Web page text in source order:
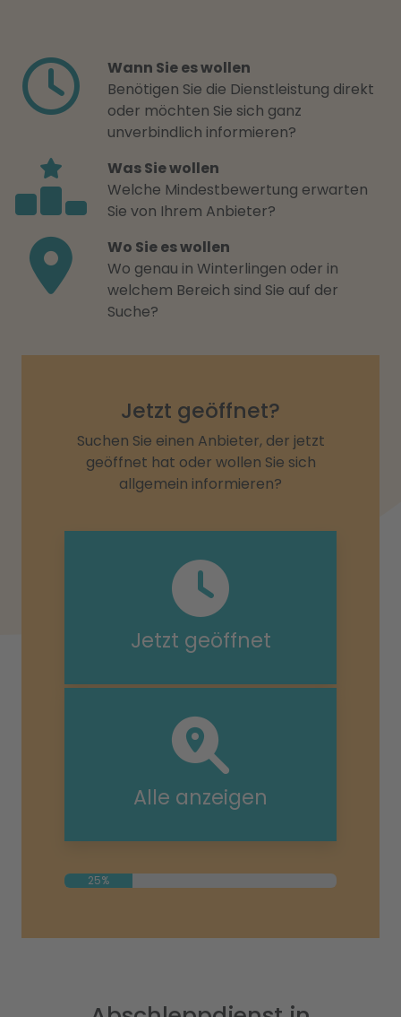
Wann Sie es wollen
Benötigen Sie die Dienstleistung direkt
oder möchten Sie sich ganz
unverbindlich informieren?
Was Sie wollen
Welche Mindestbewertung erwarten
Sie von Ihrem Anbieter?
Wo Sie es wollen
Wo genau in Winterlingen oder in
welchem Bereich sind Sie auf der
Suche?
Jetzt geöffnet?
Suchen Sie einen Anbieter, der jetzt
geöffnet hat oder wollen Sie sich
allgemein informieren?
Jetzt geöffnet
Alle anzeigen
25%